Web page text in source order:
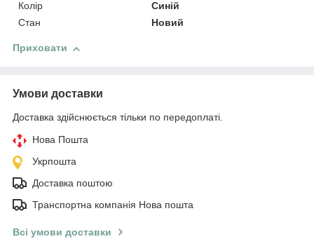
Колір
Синій
Стан
Новий
Приховати
Умови доставки
Доставка здійснюється тільки по передоплаті.
Нова Пошта
Укрпошта
Доставка поштою
Транспортна компанія Нова пошта
Всі умови доставки